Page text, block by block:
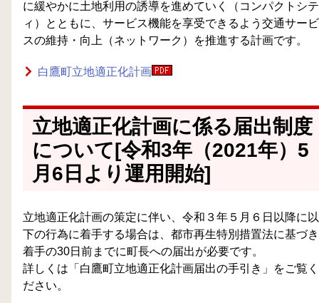
に緩やかに土地利用の誘導を進めていく（コンパクトシテ
ィ）とともに、サービス機能を享受できるよう交通サービ
スの維持・向上（ネットワーク）を推進する計画です。
白鷹町立地適正化計画
立地適正化計画に係る届出制度
について[令和3年（2021年）5
月6日より運用開始]
立地適正化計画の策定に伴い、令和３年５月６日以降に以
下の行為に着手する場合は、都市再生特別措置法に基づき
着手の30日前までに町長への届出が必要です。
詳しくは「白鷹町立地適正化計画届出の手引き」をご覧く
ださい。